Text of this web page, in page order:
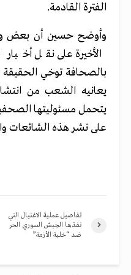
الفترة القادمة.
وأوضح حسين أن بعض
الأخيرة على نقل
بالصحافة توخي الحقيقة
يعانيه الشعب من
يتحمل مسئوليتها
على نشر هذه الشائعات
تفاصيل عملية الاغتيال التي
نفذها الجيش السوري الحر
ضد “خلية الأزمة”